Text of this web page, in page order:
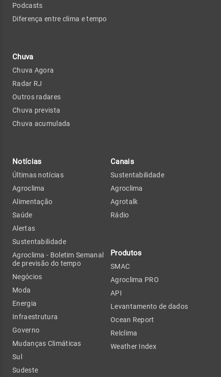
Podcasts
Diferença entre clima e tempo
Chuva
Chuva Agora
Radar RJ
Outros radares
Chuva prevista
Chuva acumulada
Notícias
Últimas notícias
Agroclima
Alimentação
Saúde
Alertas
Sustentabilidade
Agroclima - Boletim Semanal
de previsão do tempo
Negócios
Moda
Energia
Infraestrutura
Governo
Mudanças Climáticas
Sul
Sudeste
Canais
Sustentabilidade
Agroclima
Agrotalk
Rádio
Produtos
SMAC
Agroclima PRO
API
Levantamento de dados
Ocean Report
Relclima
Weather Index